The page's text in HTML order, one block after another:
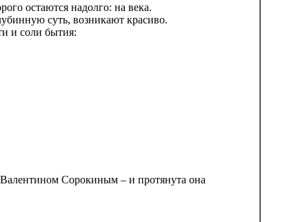
остаются надолго: на века.
суть, возникают красиво.
и соли бытия:
Сорокиным – и протянута она